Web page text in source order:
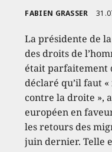
FABIEN GRASSER
La présidente de
des droits de
était parfaitement
déclaré qu’il faut
contre la droite »,
européen en
les retours des
juin dernier. Telle